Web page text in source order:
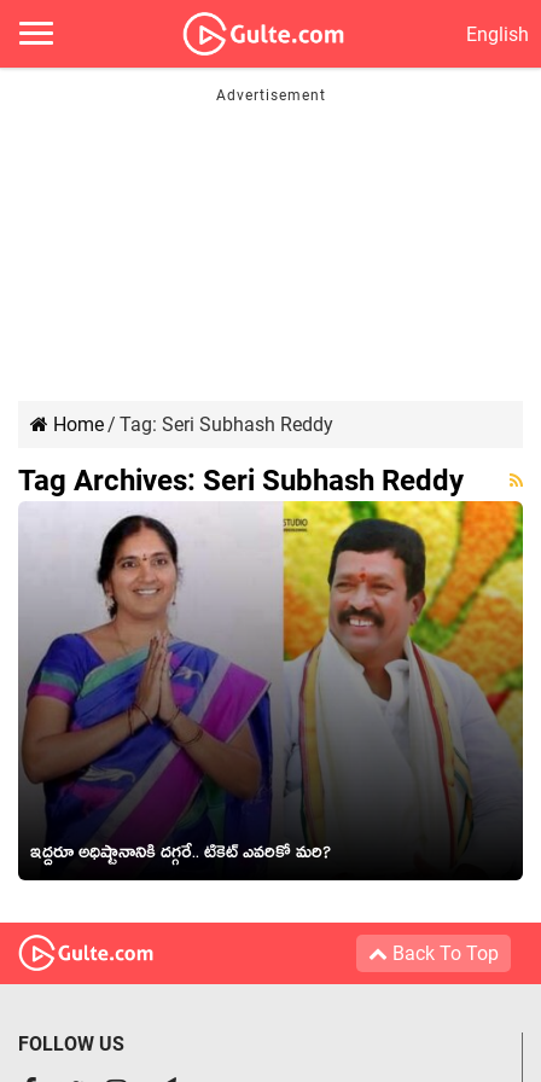
English
Home/ Tag: Seri Subhash Reddy
Tag Archives: Seri Subhash Reddy
ఇద్దరూ అధిష్టానానికి దగ్గరే.. టికెట్ ఎవరికో మరి?
Back To Top
FOLLOW US